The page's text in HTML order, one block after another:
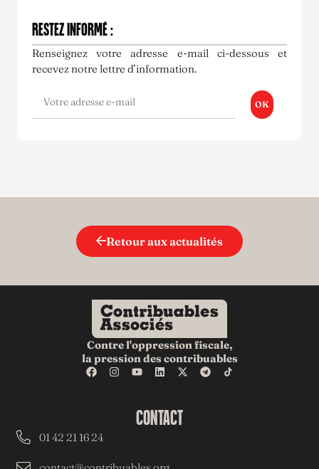
RESTEZ INFORMÉ :
Renseignez votre adresse e-mail ci-dessous et
recevez notre lettre d’information.
OK
Retour aux actualités
Contre l'oppression fiscale,
la pression des contribuables
CONTACT
01 42 21 16 24